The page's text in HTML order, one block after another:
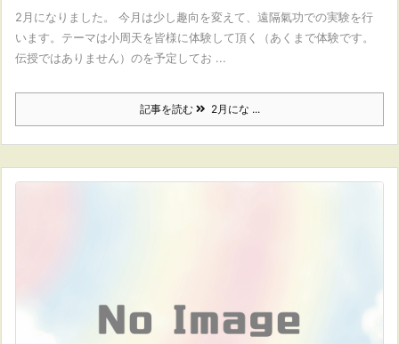
2月になりました。 今月は少し趣向を変えて、遠隔氣功での実験を行
います。テーマは小周天を皆様に体験して頂く（あくまで体験です。
伝授ではありません）のを予定してお ...
記事を読む 2月にな ...